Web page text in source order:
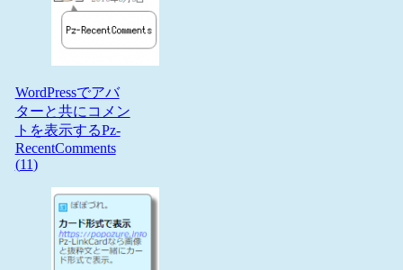
WordPressでアバ
ターと共にコメン
トを表示するPz-
RecentComments
(11)